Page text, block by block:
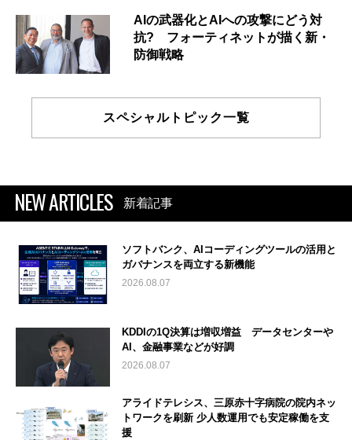
AIの武器化とAIへの攻撃にどう対
抗? フォーティネットが描く新・
防御戦略
スペシャルトピック一覧
NEW ARTICLES 新着記事
ソフトバンク、AIコーディングツールの活用と
ガバナンスを両立する新機能
2026.08.07
KDDIの1Q決算は増収増益 データセンターや
AI、金融事業などが好調
2026.08.07
アライドテレシス、三原赤十字病院の院内ネッ
トワークを刷新 少人数運用でも安定稼働を支
援